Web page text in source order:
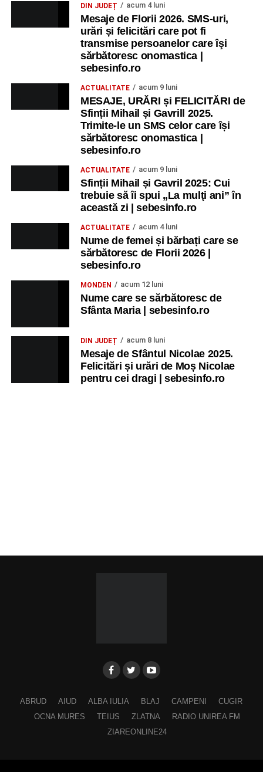
DIN JUDEȚ acum 4 luni
Mesaje de Florii 2026. SMS-uri,
urări și felicitări care pot fi
transmise persoanelor care îşi
sărbătoresc onomastica |
sebesinfo.ro
ACTUALITATE acum 9 luni
MESAJE, URĂRI și FELICITĂRI de
Sfinții Mihail și Gavrill 2025.
Trimite-le un SMS celor care își
sărbătoresc onomastica |
sebesinfo.ro
ACTUALITATE acum 9 luni
Sfinții Mihail și Gavril 2025: Cui
trebuie să îi spui „La mulţi ani” în
această zi | sebesinfo.ro
ACTUALITATE acum 4 luni
Nume de femei și bărbați care se
sărbătoresc de Florii 2026 |
sebesinfo.ro
MONDEN acum 12 luni
Nume care se sărbătoresc de
Sfânta Maria | sebesinfo.ro
DIN JUDEȚ acum 8 luni
Mesaje de Sfântul Nicolae 2025.
Felicitări și urări de Moș Nicolae
pentru cei dragi | sebesinfo.ro
ABRUD AIUD ALBA IULIA BLAJ CAMPENI
CUGIR
OCNA MURES
TEIUS ZLATNA
RADIO UNIREA FM
ZIAREONLINE24